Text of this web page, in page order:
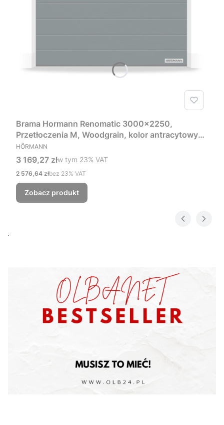
Brama Hormann Renomatic 3000x2250,
Przetłoczenia M, Woodgrain, kolor antracytowy
RAL 7016 + Prowadzenie Z
PRODUCENT
HÖRMANN
Cena brutto
3 169,27 złw tym %s VAT
w tym 23% VAT
Cena netto
2 576,64 złbez 23% VAT
Zobacz produkt